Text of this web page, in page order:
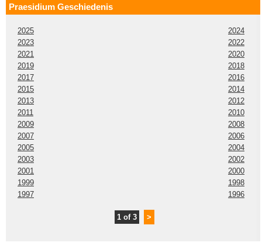
Praesidium Geschiedenis
2025
2024
2023
2022
2021
2020
2019
2018
2017
2016
2015
2014
2013
2012
2011
2010
2009
2008
2007
2006
2005
2004
2003
2002
2001
2000
1999
1998
1997
1996
1 of 3 >